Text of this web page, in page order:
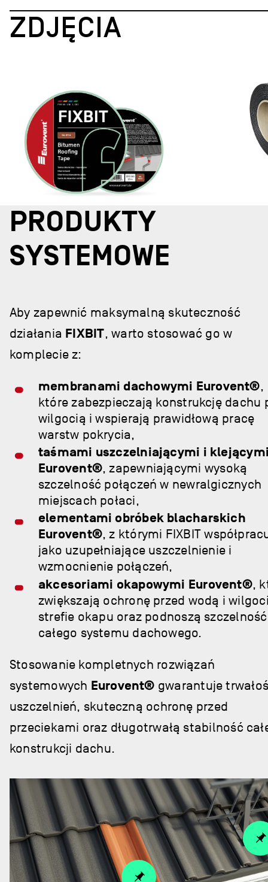
ZDJĘCIA
PRODUKTY
SYSTEMOWE
Aby zapewnić maksymalną skuteczność
działania FIXBIT, warto stosować go w
komplecie z:
membranami dachowymi Eurovent®,
które zabezpieczają konstrukcję dachu
wilgocią i wspierają prawidłową pracę
warstw pokrycia,
taśmami uszczelniającymi i
Eurovent®, zapewniającymi wysoką
szczelność połączeń w newralgicznych
miejscach połaci,
elementami obróbek blacharskich
Eurovent®, z którymi FIXBIT
jako uzupełniające uszczelnienie i
wzmocnienie połączeń,
akcesoriami okapowymi Eurovent®,
zwiększają ochronę przed wodą i
strefie okapu oraz podnoszą szczelność
całego systemu dachowego.
Stosowanie kompletnych rozwiązań
systemowych Eurovent® gwarantuje
uszczelnień, skuteczną ochronę przed
przeciekami oraz długotrwałą stabilność
konstrukcji dachu.